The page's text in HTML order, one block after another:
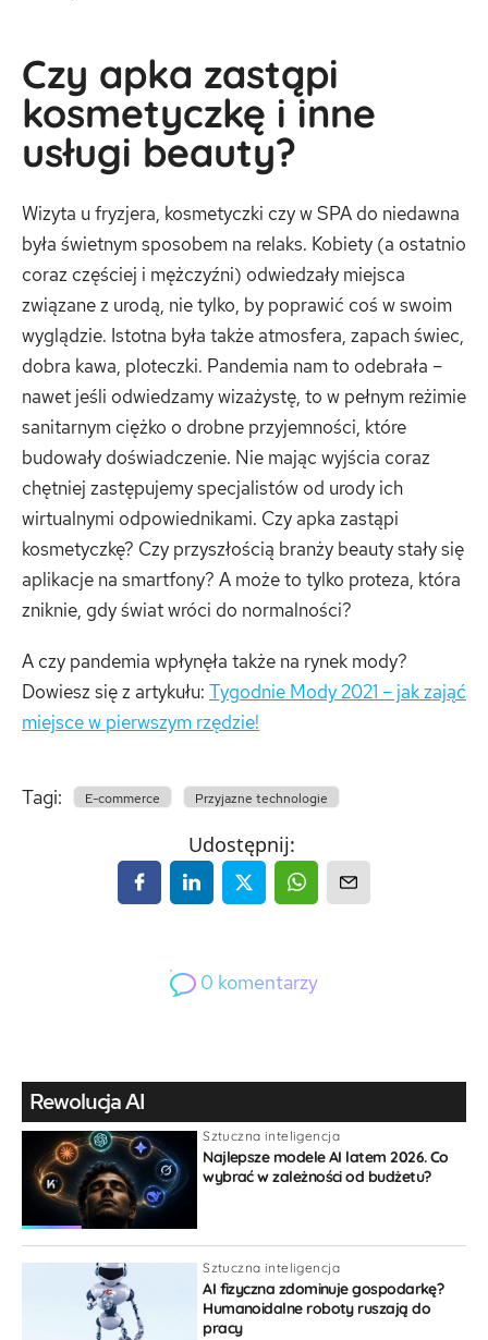
Czy apka zastąpi
kosmetyczkę i inne
usługi beauty?
Wizyta u fryzjera, kosmetyczki czy w SPA do niedawna
była świetnym sposobem na relaks. Kobiety (a ostatnio
coraz częściej i mężczyźni) odwiedzały miejsca
związane z urodą, nie tylko, by poprawić coś w swoim
wyglądzie. Istotna była także atmosfera, zapach świec,
dobra kawa, ploteczki. Pandemia nam to odebrała –
nawet jeśli odwiedzamy wizażystę, to w pełnym reżimie
sanitarnym ciężko o drobne przyjemności, które
budowały doświadczenie. Nie mając wyjścia coraz
chętniej zastępujemy specjalistów od urody ich
wirtualnymi odpowiednikami. Czy apka zastąpi
kosmetyczkę? Czy przyszłością branży beauty stały się
aplikacje na smartfony? A może to tylko proteza, która
zniknie, gdy świat wróci do normalności?
A czy pandemia wpłynęła także na rynek mody?
Dowiesz się z artykułu: Tygodnie Mody 2021 – jak zająć
miejsce w pierwszym rzędzie!
Tagi: E-commerce Przyjazne technologie
Udostępnij:
0 komentarzy
Gość
Rewolucja AI
Sztuczna inteligencja
Najlepsze modele AI latem 2026. Co
wybrać w zależności od budżetu?
Sztuczna inteligencja
AI fizyczna zdominuje gospodarkę?
Humanoidalne roboty ruszają do
pracy